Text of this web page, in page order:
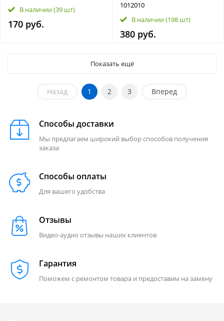
В наличии(39 шт)
170 руб.
1012010
В наличии(198 шт)
380 руб.
Показать ещё
Назад 1 2 3 Вперед
Способы доставки
Мы предлагаем широкий выбор способов получения
заказа
Способы оплаты
Для вашего удобства
Отзывы
Видео-аудио отзывы наших клиентов
Гарантия
Поможем с ремонтом товара и предоставим на замену